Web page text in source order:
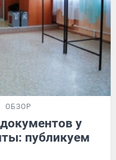
ОБЗОР
у
публикуем